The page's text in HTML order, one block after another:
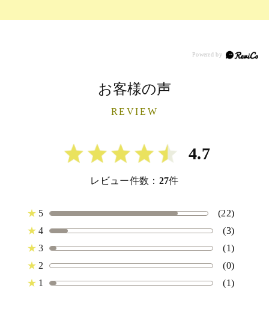
お客様の声
REVIEW
4.7
レビュー件数： 27件
★ 5
(22)
★ 4
(3)
★ 3
(1)
★ 2
(0)
★ 1 (1)